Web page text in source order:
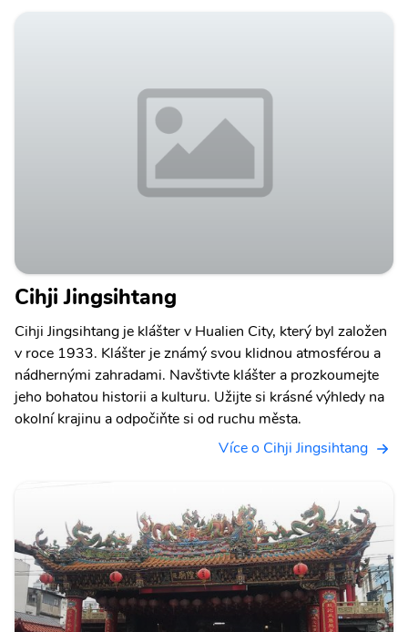
Cihji Jingsihtang
Cihji Jingsihtang je klášter v Hualien City, který byl založen
v roce 1933. Klášter je známý svou klidnou atmosférou a
nádhernými zahradami. Navštivte klášter a prozkoumejte
jeho bohatou historii a kulturu. Užijte si krásné výhledy na
okolní krajinu a odpočiňte si od ruchu města.
Více o Cihji Jingsihtang